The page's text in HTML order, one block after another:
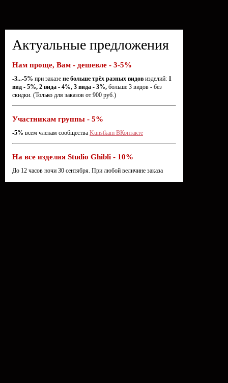
Актуальные предложения
Нам проще, Вам - дешевле - 3-5%
-3...-5% при заказе не больше трёх разных видов изделий: 1
вид - 5%, 2 вида - 4%, 3 вида - 3%, больше 3 видов - без
скидки. (Только для заказов от 900 руб.)
Участникам группы - 5%
-5% всем членам сообщества Kunstkam ВКонтакте
На все изделия Studio Ghibli - 10%
До 12 часов ночи 30 сентября. При любой величине заказа